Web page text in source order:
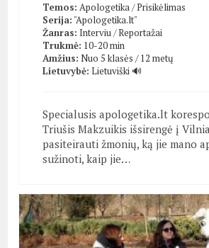
Temos: Apologetika/Prisikėlimas
Serija: "Apologetika.lt"
Žanras: Interviu/Reportažai
Trukmė: 10-20 min
Amžius: Nuo 5 klasės / 12 metų
Lietuvybė: Lietuviški 🔊
Specialusis apologetika.lt
Triušis Makzuikis išsirengė į
pasiteirauti žmonių, ką jie mano
sužinoti, kaip jie…